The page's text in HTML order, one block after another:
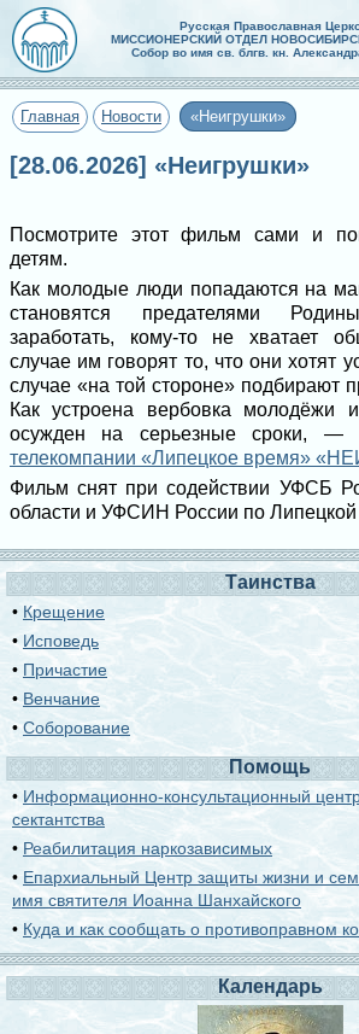
Русская Православная
МИССИОНЕРСКИЙ ОТДЕЛ
Собор во имя св. блгв. кн.
Главная Новости «Неигрушки»
[28.06.2026] «Неигрушки»
Посмотрите этот фильм сами и
детям.
Как молодые люди попадаются на
становятся предателями
заработать, кому-то не хватает
случае им говорят то, что они хотят
случае «на той стороне» подбирают
Как устроена вербовка молодёжи
осужден на серьезные сроки,
телекомпании «Липецкое время»
Фильм снят при содействии УФСБ
области и УФСИН России по Липецкой
Таинства
• Крещение
• Исповедь
• Причастие
• Венчание
•Соборование
Помощь
• Информационно-консультационный
сектантства
• Реабилитация наркозависимых
• Епархиальный Центр защиты жизни и
имя святителя Иоанна Шанхайского
• Куда и как сообщать о противоправном
Календарь